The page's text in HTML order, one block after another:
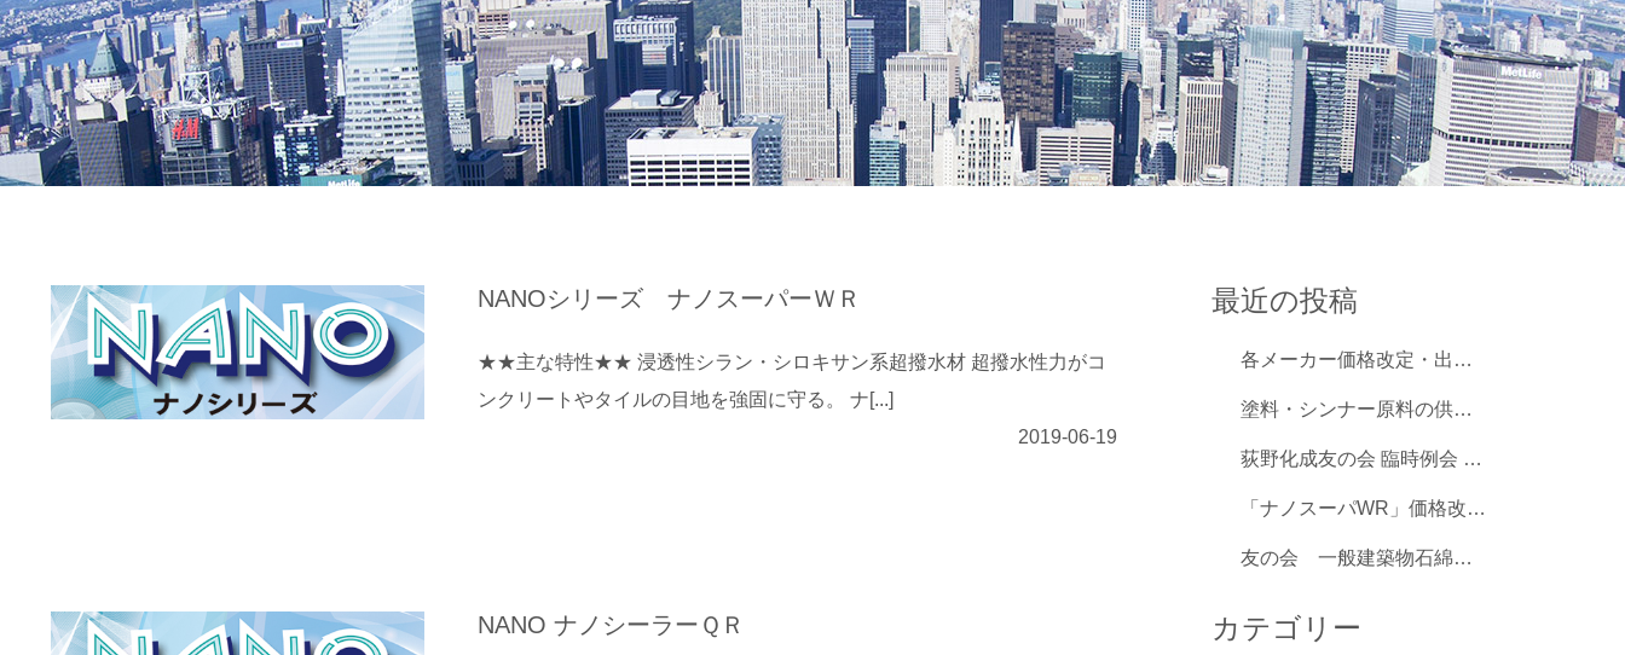
NANOシリーズ ナノスーパーＷＲ
★★主な特性★★ 浸透性シラン・シロキサン系超撥水材 超撥水性力がコ
ンクリートやタイルの目地を強固に守る。 ナ[...]
2019-06-19
NANO ナノシーラーＱＲ
最近の投稿
各メーカー価格改定・出荷制限情報
塗料・シンナー原料の供給拡大に関する情報共有
荻野化成友の会 臨時例会 開催
「ナノスーパWR」価格改定のご案内
友の会 一般建築物石綿含有調査者講習 開催
カテゴリー